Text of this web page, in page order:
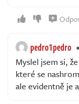
pedro1pedro
Myslel jsem si,
které se
ale evidentně je